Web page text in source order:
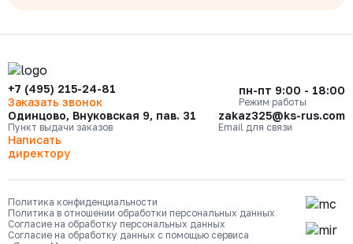
+7 (495) 215-24-81
Заказать звонок
пн-пт 9:00 - 18:00
Режим работы
Одинцово, Внуковская 9, пав. 31
Пункт выдачи заказов
zakaz325@ks-rus.com
Email для связи
Написать
директору
Политика конфиденциальности
Политика в отношении обработки персональных данных
Согласие на обработку персональных данных
Согласие на обработку данных с помощью сервиса